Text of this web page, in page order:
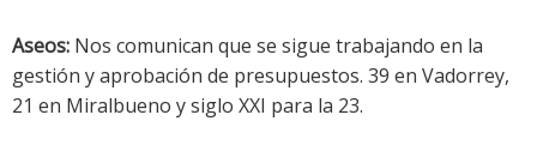
Aseos: Nos comunican que se sigue trabajando en la
gestión y aprobación de presupuestos. 39 en Vadorrey,
21 en Miralbueno y siglo XXI para la 23.